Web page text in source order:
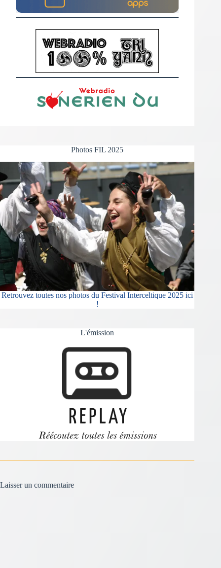
Photos FIL 2025
Retrouvez toutes nos photos du Festival Interceltique 2025 ici
!
L'émission
Laisser un commentaire